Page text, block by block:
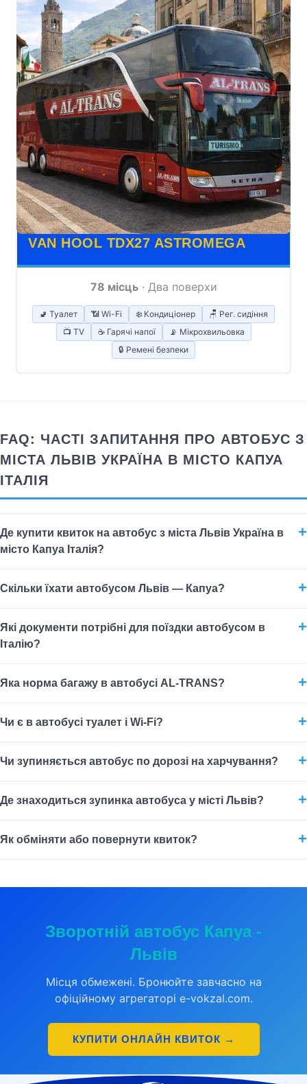
VAN HOOL TDX27 ASTROMEGA
78 місць· Два поверхи
🚽 Туалет 📶 Wi-Fi ❄️ Кондиціонер
🪑 Рег. сидіння
📺 TV
☕ Гарячі напої
📡 Мікрохвильовка
🔒 Ремені безпеки
FAQ: ЧАСТІ ЗАПИТАННЯ ПРО АВТОБУС З
МІСТА ЛЬВІВ УКРАЇНА В МІСТО КАПУА
ІТАЛІЯ
Де купити квиток на автобус з міста Львів Україна в
місто Капуа Італія?
Скільки їхати автобусом Львів — Капуа?
Які документи потрібні для поїздки автобусом в
Італію?
Яка норма багажу в автобусі AL-TRANS?
Чи є в автобусі туалет і Wi-Fi?
Чи зупиняється автобус по дорозі на харчування?
Де знаходиться зупинка автобуса у місті Львів?
Як обміняти або повернути квиток?
Зворотній автобус Капуа -
Львів
Місця обмежені. Бронюйте завчасно на
офіційному агрегаторі e-vokzal.com.
КУПИТИ ОНЛАЙН КВИТОК →